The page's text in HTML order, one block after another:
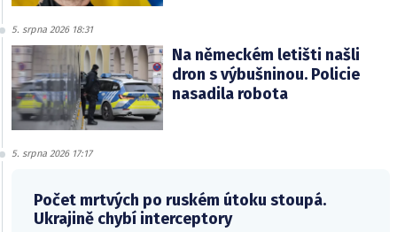
5. srpna 2026 18:31
Na německém letišti našli
dron s výbušninou. Policie
nasadila robota
5. srpna 2026 17:17
Počet mrtvých po ruském útoku stoupá.
Ukrajině chybí interceptory